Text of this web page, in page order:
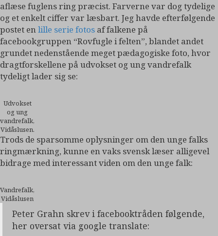
aflæse fuglens ring præcist. Farverne var dog tydelige
og et enkelt ciffer var læsbart. Jeg havde efterfølgende
postet enlille serie fotos af falkene på
facebookgruppen “Rovfugle i felten”, blandet andet
grundet nedenstående meget pædagogiske foto, hvor
dragtforskellene på udvokset og ung vandrefalk
tydeligt lader sig se:
Udvokset
og ung
vandrefalk,
Vidåslusen.
Trods de sparsomme oplysninger om den unge falks
ringmærkning, kunne en vaks svensk læser alligevel
bidrage med interessant viden om den unge falk:
Vandrefalk,
Vidåslusen
Peter Grahn skrev i facebooktråden følgende,
her oversat via google translate: